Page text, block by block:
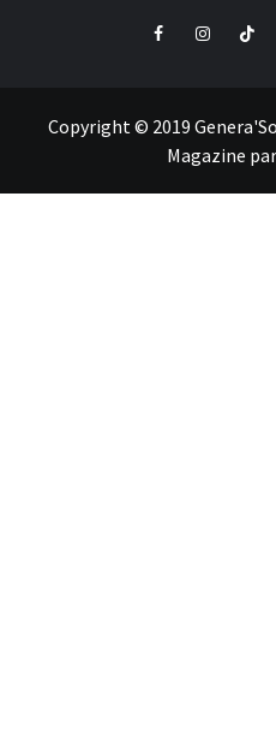
FacebookInstagramTiktok
Copyright © 2019
Magazine par